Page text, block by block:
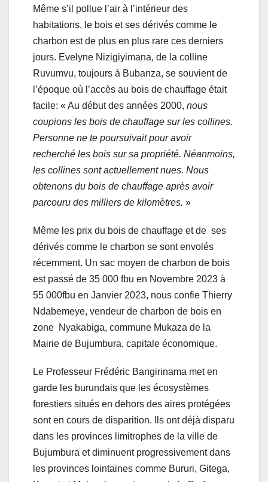
Même s’il pollue l’air à l’intérieur des
habitations, le bois et ses dérivés comme le
charbon est de plus en plus rare ces derniers
jours. Evelyne Nizigiyimana, de la colline
Ruvumvu, toujours à Bubanza, se souvient de
l’époque où l’accès au bois de chauffage était
facile: « Au début des années 2000, nous
coupions les bois de chauffage sur les collines.
Personne ne te poursuivait pour avoir
recherché les bois sur sa propriété. Néanmoins,
les collines sont actuellement nues. Nous
obtenons du bois de chauffage après avoir
parcouru des milliers de kilomètres. »
Même les prix du bois de chauffage et de ses
dérivés comme le charbon se sont envolés
récemment. Un sac moyen de charbon de bois
est passé de 35 000 fbu en Novembre 2023 à
55 000fbu en Janvier 2023, nous confie Thierry
Ndabemeye, vendeur de charbon de bois en
zone Nyakabiga, commune Mukaza de la
Mairie de Bujumbura, capitale économique.
Le Professeur Frédéric Bangirinama met en
garde les burundais que les écosystèmes
forestiers situés en dehors des aires protégées
sont en cours de disparition. Ils ont déjà disparu
dans les provinces limitrophes de la ville de
Bujumbura et diminuent progressivement dans
les provinces lointaines comme Bururi, Gitega,